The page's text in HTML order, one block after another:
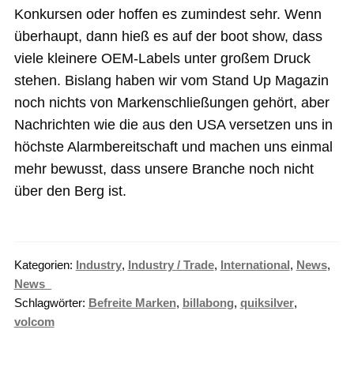
Konkursen oder hoffen es zumindest sehr. Wenn
überhaupt, dann hieß es auf der boot show, dass
viele kleinere OEM-Labels unter großem Druck
stehen. Bislang haben wir vom Stand Up Magazin
noch nichts von Markenschließungen gehört, aber
Nachrichten wie die aus den USA versetzen uns in
höchste Alarmbereitschaft und machen uns einmal
mehr bewusst, dass unsere Branche noch nicht
über den Berg ist.
Kategorien: Industry, Industry / Trade, International, News,
News_
Schlagwörter: Befreite Marken, billabong, quiksilver,
volcom